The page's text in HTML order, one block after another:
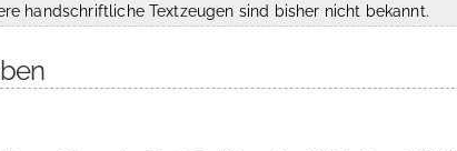
handschriftliche Textzeugen sind bisher nicht bekannt.